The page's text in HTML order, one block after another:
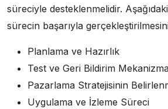
süreciyle desteklenmelidir.
sürecin başarıyla
Planlama ve Hazırlık
Test ve Geri Bildirim
Pazarlama Stratejisinin
Uygulama ve İzleme Süreci